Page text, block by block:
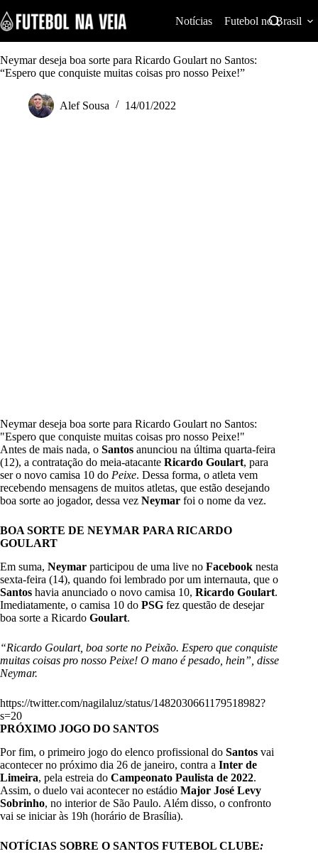
k
i
p
t
o
Notícias Futebol no Brasil
Neymar deseja boa sorte para Ricardo Goulart no Santos:
“Espero que conquiste muitas coisas pro nosso Peixe!”
Alef Sousa 14/01/2022
Neymar deseja boa sorte para Ricardo Goulart no Santos:
"Espero que conquiste muitas coisas pro nosso Peixe!"
Antes de mais nada, o Santos anunciou na última quarta-feira
(12), a contratação do meia-atacante Ricardo Goulart, para
ser o novo camisa 10 do Peixe. Dessa forma, o atleta vem
recebendo mensagens de muitos atletas, que estão desejando
boa sorte ao jogador, dessa vez Neymar foi o nome da vez.
BOA SORTE DE NEYMAR PARA RICARDO
GOULART
Em suma, Neymar participou de uma live no Facebook nesta
sexta-feira (14), quando foi lembrado por um internauta, que o
Santos havia anunciado o novo camisa 10, Ricardo Goulart.
Imediatamente, o camisa 10 do PSG fez questão de desejar
boa sorte a Ricardo Goulart.
“Ricardo Goulart, boa sorte no Peixão. Espero que conquiste
muitas coisas pro nosso Peixe! O mano é pesado, hein”, disse
Neymar.
https://twitter.com/nagilaluz/status/1482030661179518982?
s=20
PRÓXIMO JOGO DO SANTOS
Por fim, o primeiro jogo do elenco profissional do Santos vai
acontecer no próximo dia 26 de janeiro, contra a Inter de
Limeira, pela estreia do Campeonato Paulista de 2022.
Assim, o duelo vai acontecer no estádio Major José Levy
Sobrinho, no interior de São Paulo. Além disso, o confronto
vai se iniciar às 19h (horário de Brasília).
NOTÍCIAS SOBRE O SANTOS FUTEBOL CLUBE: